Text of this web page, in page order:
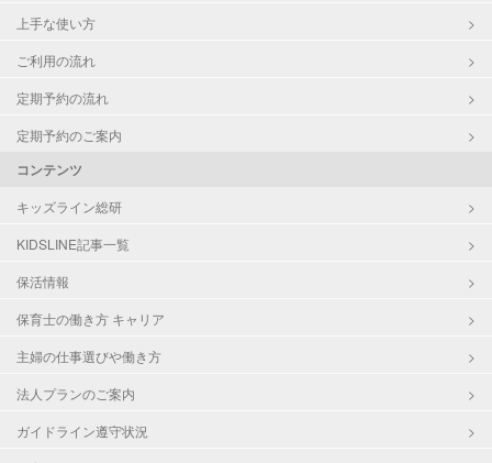
上手な使い方
ご利用の流れ
定期予約の流れ
定期予約のご案内
コンテンツ
キッズライン総研
KIDSLINE記事一覧
保活情報
保育士の働き方 キャリア
主婦の仕事選びや働き方
法人プランのご案内
ガイドライン遵守状況